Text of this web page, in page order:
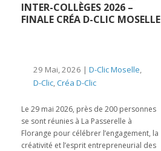
INTER-COLLÈGES 2026 –
FINALE CRÉA D-CLIC MOSELLE
29 Mai, 2026 | D-Clic Moselle
D-Clic Créa D-Clic
Le 29 mai 2026, près de 200 personnes
se sont réunies à La Passerelle à
Florange pour célébrer l’engagement, la
créativité et l’esprit entrepreneurial des